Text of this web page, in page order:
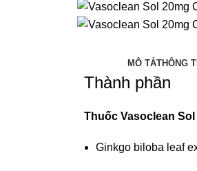
MÔ TẢTHÔNG
Thành phần
Thuốc Vasoclean
Ginkgo biloba leaf